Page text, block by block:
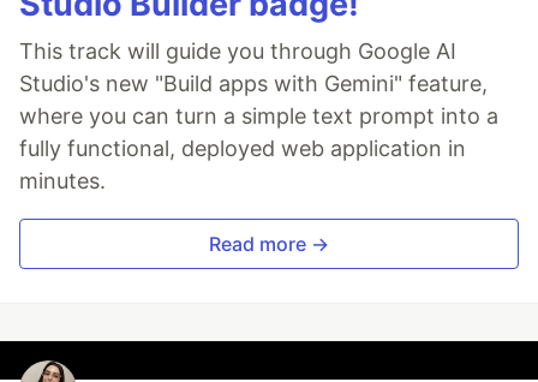
This track will guide you through Google AI
Studio's new "Build apps with Gemini" feature,
where you can turn a simple text prompt into a
fully functional, deployed web application in
minutes.
Read more →